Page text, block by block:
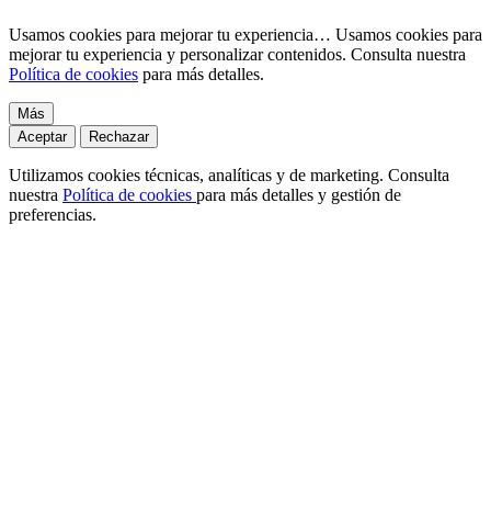
Usamos cookies para mejorar tu experiencia… Usamos cookies para
mejorar tu experiencia y personalizar contenidos. Consulta nuestra
Política de cookies para más detalles.
Más
Aceptar
Rechazar
Utilizamos cookies técnicas, analíticas y de marketing. Consulta
nuestra Política de cookies para más detalles y gestión de
preferencias.